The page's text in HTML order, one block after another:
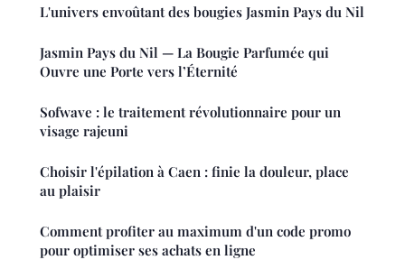
L'univers envoûtant des bougies Jasmin Pays du Nil
Jasmin Pays du Nil — La Bougie Parfumée qui
Ouvre une Porte vers l’Éternité
Sofwave : le traitement révolutionnaire pour un
visage rajeuni
Choisir l'épilation à Caen : finie la douleur, place
au plaisir
Comment profiter au maximum d'un code promo
pour optimiser ses achats en ligne